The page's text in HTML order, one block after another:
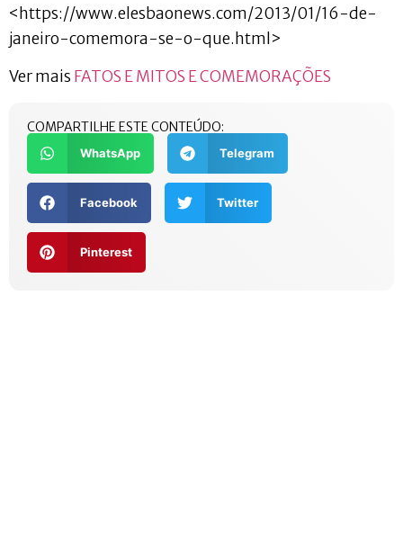
<https://www.elesbaonews.com/2013/01/16-de-
janeiro-comemora-se-o-que.html>
Ver mais FATOS E MITOS E COMEMORAÇÕES
COMPARTILHE ESTE CONTEÚDO:
WhatsApp Telegram
Facebook Twitter
Pinterest